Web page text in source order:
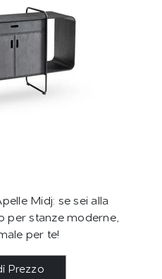
Midj: se sei alla
per stanze moderne,
per te!
Prezzo